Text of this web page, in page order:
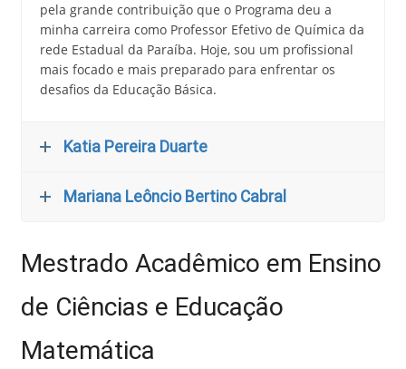
pela grande contribuição que o Programa deu a
minha carreira como Professor Efetivo de Química da
rede Estadual da Paraíba. Hoje, sou um profissional
mais focado e mais preparado para enfrentar os
desafios da Educação Básica.
Katia Pereira Duarte
Mariana Leôncio Bertino Cabral
Mestrado Acadêmico em Ensino
de Ciências e Educação
Matemática